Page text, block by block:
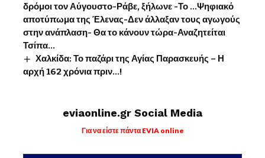
δρόμοι τον Αύγουστο-Ράβε, ξήλωνε -Το …Ψηφιακό
αποτύπωμα της Έλενας-Δεν άλλαξαν τους αγωγούς
στην ανάπλαση- Θα το κάνουν τώρα-Αναζητείται
Τσίπα…
Χαλκίδα: Το παζάρι της Αγίας Παρασκευής – Η
αρχή 162 χρόνια πριν…!
eviaonline.gr Social Media
Για να είστε πάντα EVIA online